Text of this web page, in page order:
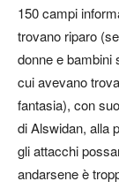
150 campi
trovano riparo
donne e bambini
cui avevano
fantasia), con
di Alswidan, alla
gli attacchi
andarsene è